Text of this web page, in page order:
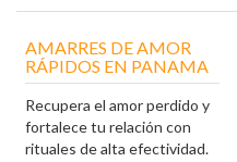
AMARRES DE AMOR
RÁPIDOS EN PANAMA
Recupera el amor perdido y
fortalece tu relación con
rituales de alta efectividad.